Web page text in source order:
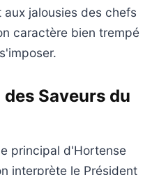
jalousies des chefs
caractère bien trempé
Saveurs du
principal d'Hortense
interprète le Président